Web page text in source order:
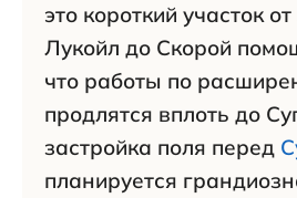
это короткий участок
Лукойл до Скорой
что работы по
продлятся вплоть до
застройка поля перед
планируется